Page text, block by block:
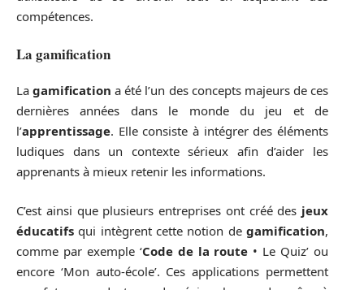
compétences.
La gamification
Lagamification a été l’un des concepts majeurs de ces
dernières années dans le monde du jeu et de
l’apprentissage. Elle consiste à intégrer des éléments
ludiques dans un contexte sérieux afin d’aider les
apprenants à mieux retenir les informations.
C’est ainsi que plusieurs entreprises ont créé des jeux
éducatifs qui intègrent cette notion de gamification,
comme par exemple ‘Code de la route • Le Quiz’ ou
encore ‘Mon auto-école’. Ces applications permettent